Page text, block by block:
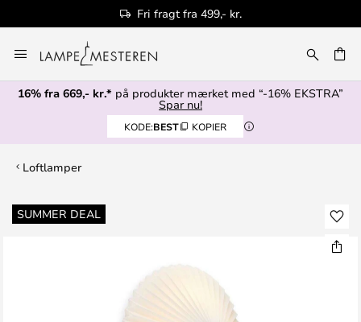
Fri fragt fra 499,- kr.
to
Content
16% fra 669,- kr.* på produkter mærket med “-16% EKSTRA”
Spar nu!
KODE:BEST KOPIER
Loftlamper
SUMMER DEAL
Gå
til